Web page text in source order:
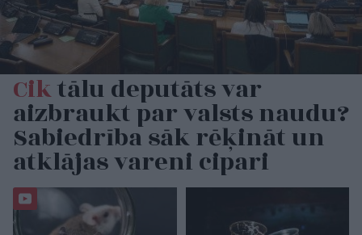
Ciktālu deputāts var
aizbraukt par valsts naudu?
Sabiedrība sāk rēķināt un
atklājas vareni cipari